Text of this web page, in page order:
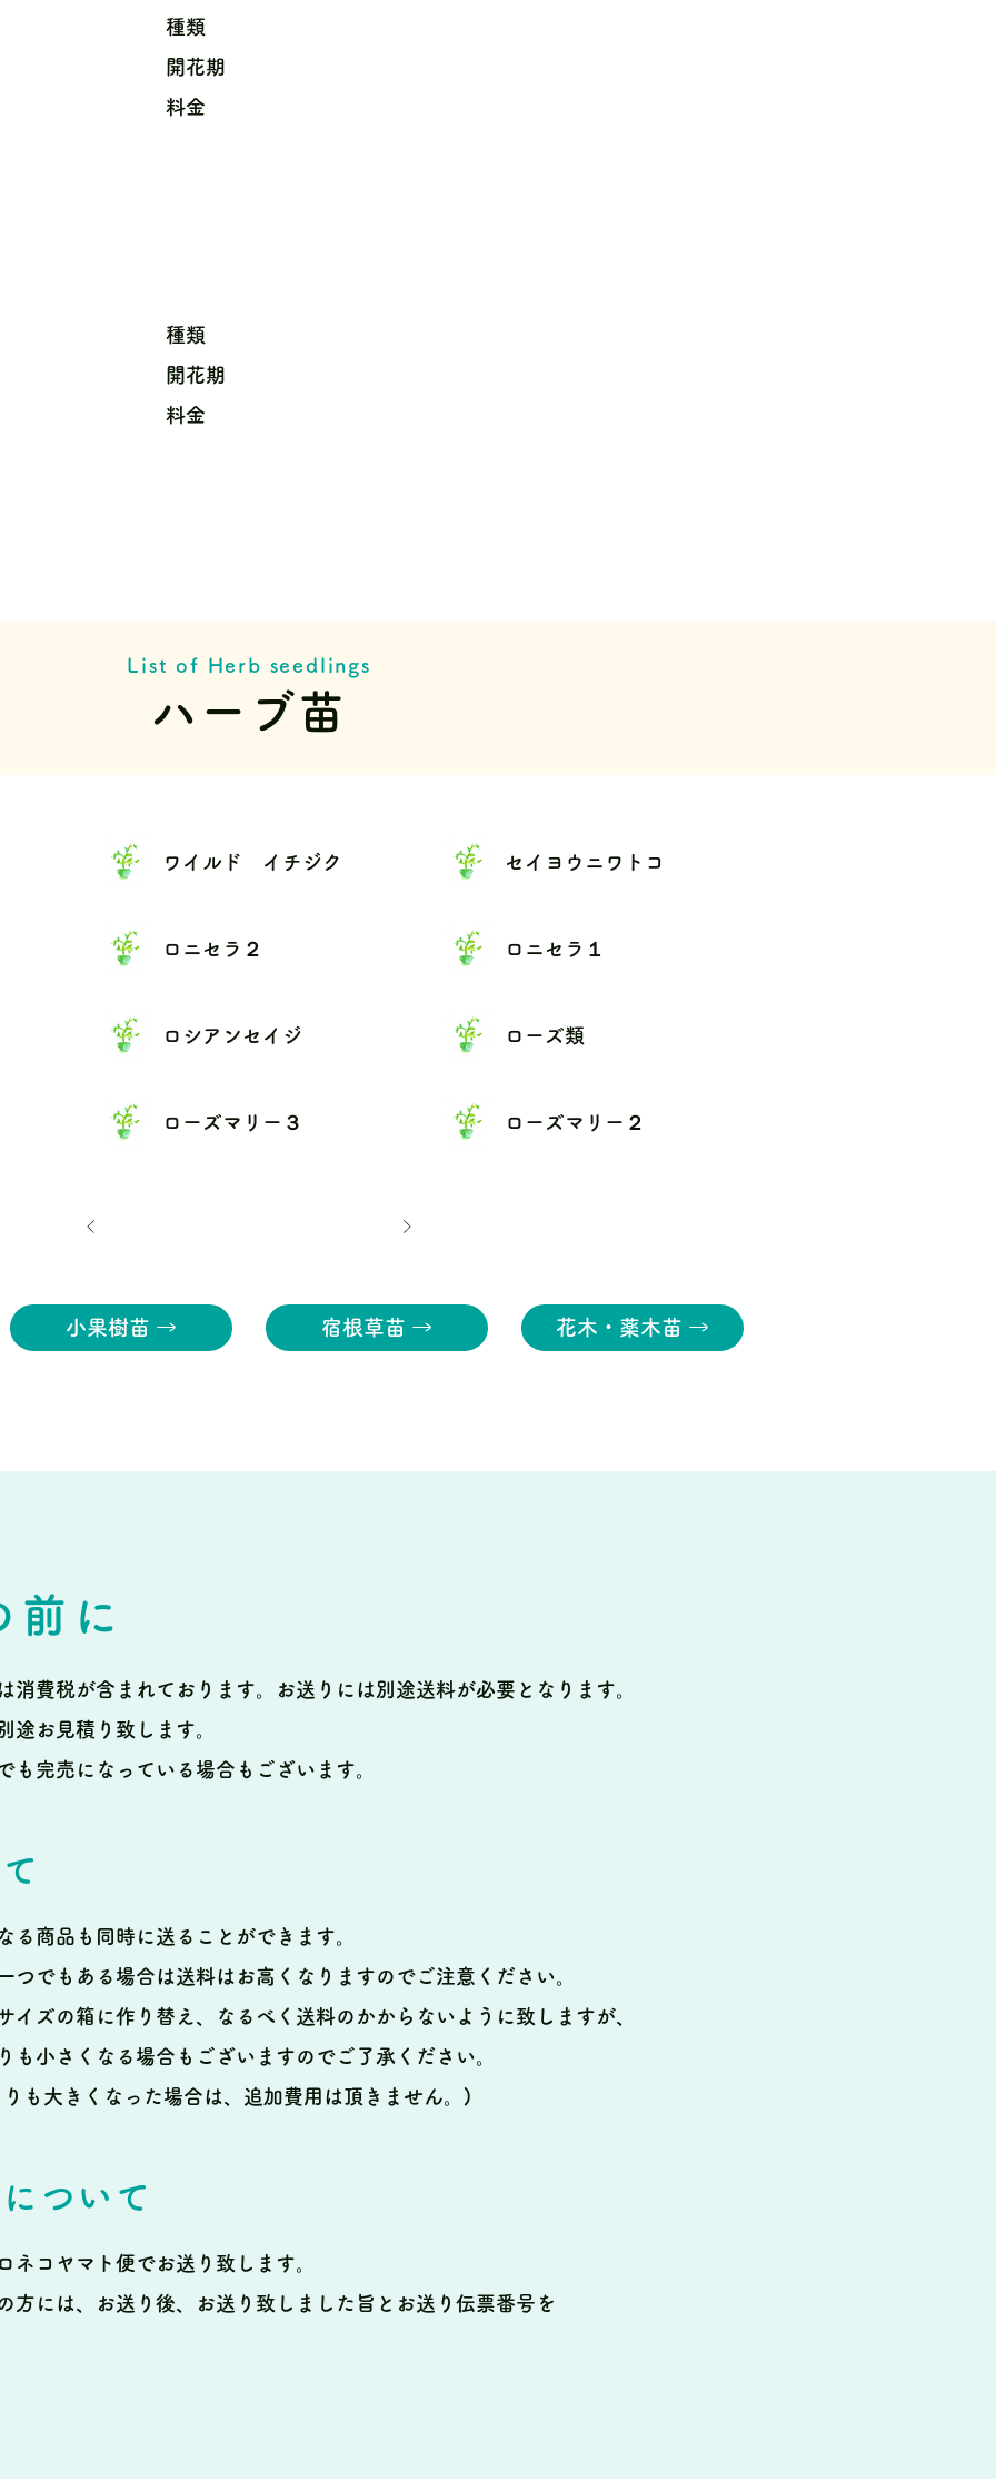
種類
開花期
料金
種類
開花期
料金
List of Herb seedlings
ハーブ苗
ワイルド イチジク
ロニセラ２
ロシアンセイジ
ローズマリー３
セイヨウニワトコ
ロニセラ１
ローズ類
ローズマリー２
小果樹苗 → 宿根草苗 → 花木・薬木苗 →
前に
消費税が含まれております。
お送りには別途送料が必要となります。
途お見積り致します。
も完売になっている場合もございます。
る商品も同時に送ることができます。
つでもある場合は送料はお高くなりますのでご注意ください。
イズの箱に作り替え、なるべく送料のかからないように致しますが、
も小さくなる場合もございますのでご了承ください。
も大きくなった場合は、追加費用は頂きません。)
ついて
ネコヤマト便でお送り致します。
方には、お送り後、お送り致しました旨とお送り伝票番号を